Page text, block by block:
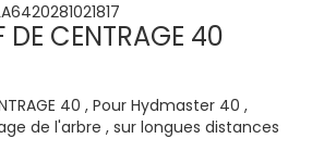
DE CENTRAGE 40
40 , Pour Hydmaster 40 ,
de l'arbre , sur longues distances